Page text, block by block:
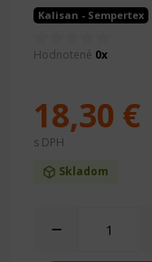
Kalisan - Sempertex
Hodnotené 0x
Skladom
18,30 €
s DPH